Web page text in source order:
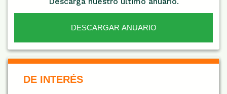
DESCARGAR ANUARIO
De Interés NARANJA
DE INTERÉS